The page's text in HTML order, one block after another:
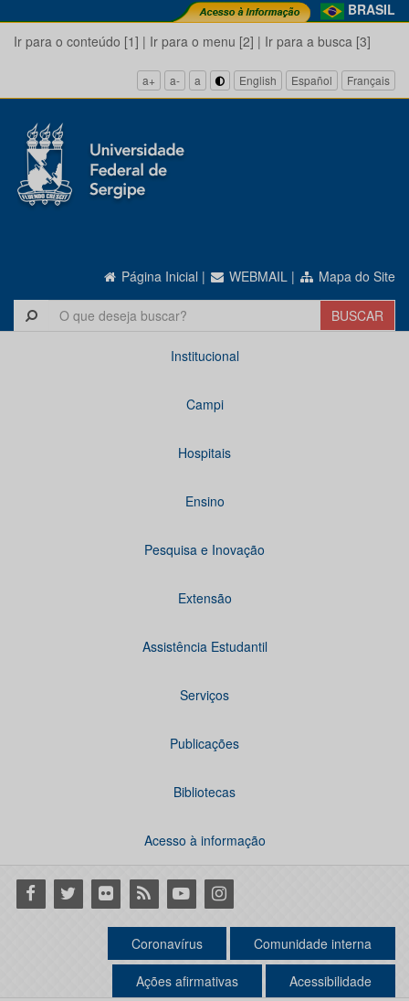
BRASIL
Ir para o conteúdo [1] | Ir para o menu [2] | Ir para a busca [3]
a+ a- a English Español Français
Página Inicial | WEBMAIL | Mapa do Site
Institucional
Campi
Hospitais
Ensino
Pesquisa e Inovação
Extensão
Assistência Estudantil
Serviços
Publicações
Bibliotecas
Acesso à informação
Facebook
Twitter Flickr RSS YoutubeInstagram
Coronavírus Comunidade interna
Ações afirmativas Acessibilidade